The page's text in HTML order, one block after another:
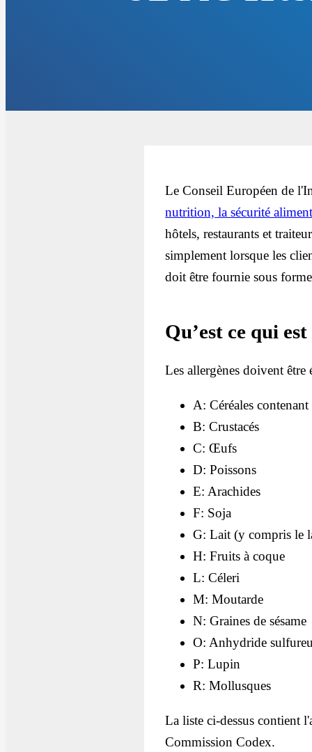
Le Conseil Européen de
nutrition, la sécurité
hôtels, restaurants et
simplement lorsque les
doit être fournie sous
Qu’est ce qui
Les allergènes doivent être
A: Céréales
B: Crustacés
C: Œufs
D: Poissons
E: Arachides
F: Soja
G: Lait (y compris le
H: Fruits à coque
L: Céleri
M: Moutarde
N: Graines de sésame
O: Anhydride
P: Lupin
R: Mollusques
La liste ci-dessus contient
Commission Codex.